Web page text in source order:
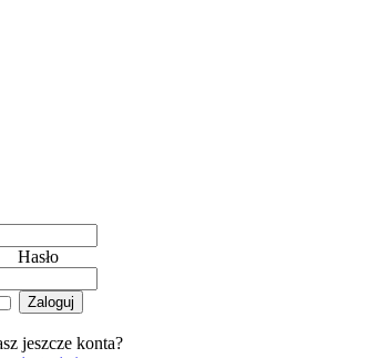
Hasło
jeszcze konta?